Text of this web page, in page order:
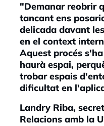
"Demanar reobrir
tancant ens
delicada davant
en el context
Aquest procés
haurà espai,
trobar espais
dificultat en
Landry Riba,
Relacions amb la